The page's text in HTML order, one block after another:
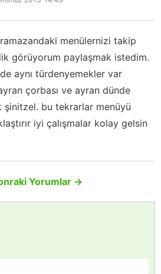
menülernizi takip
görüyorum paylaşmak istedim.
aynı türdenyemekler var
çorbası ve ayran dünde
şinitzel. bu tekrarlar menüyü
iyi çalışmalar kolay gelsin
Yorumlar →